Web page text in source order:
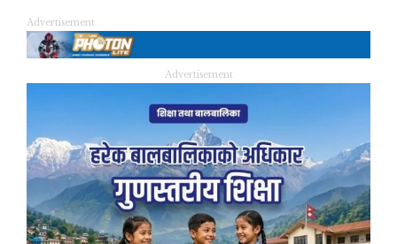
Advertisement
Advertisement